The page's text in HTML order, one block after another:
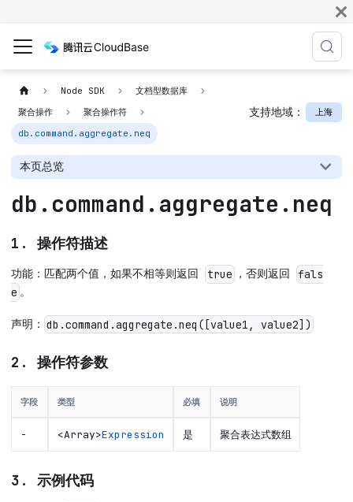
Node SDK
文档型数据库
聚合操作
聚合操作符
db.command.aggregate.neq
支持地域： 上海
本页总览
db.command.aggregate.neq
1. 操作符描述
功能：匹配两个值，如果不相等则返回 true ，否则返回
fals
e 。
声明： db.command.aggregate.neq([value1, value2])
2. 操作符参数
字段 类型 必填 说明
- <Array>Expression 是 聚合表达式数组
3. 示例代码